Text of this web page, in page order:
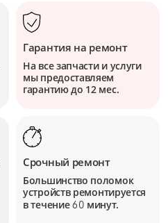
Гарантия на ремонт
На все запчасти и услуги
мы предоставляем
гарантию до 12 мес.
Срочный ремонт
Большинство поломок
устройств ремонтируется
в течение60 минут.